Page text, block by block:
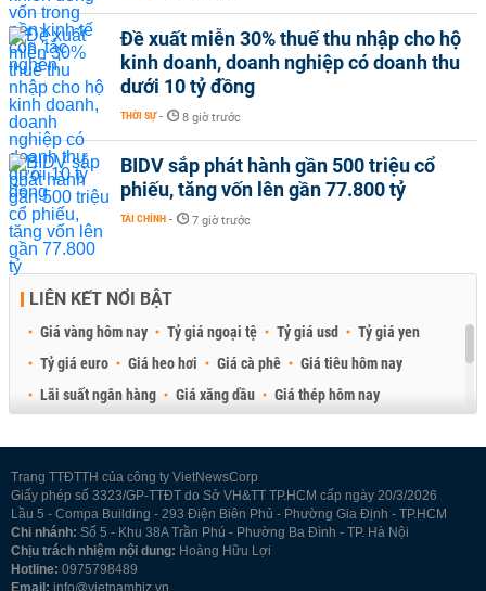
Đề xuất miễn 30% thuế thu nhập cho hộ
kinh doanh, doanh nghiệp có doanh thu
dưới 10 tỷ đồng
THỜI SỰ - 8 giờ trước
BIDV sắp phát hành gần 500 triệu cổ
phiếu, tăng vốn lên gần 77.800 tỷ
TÀI CHÍNH - 7 giờ trước
LIÊN KẾT NỔI BẬT
Giá vàng hôm nay Tỷ giá ngoại tệ Tỷ giá usd
Tỷ giá yen
Tỷ giá euro
Giá heo hơi Giá cà phê
Giá tiêu hôm nay
Lãi suất ngân hàng
Giá xăng dầu
Giá thép hôm nay
Trang TTĐTTH của công ty VietNewsCorp
Giấy phép số 3323/GP-TTĐT do Sở VH&TT TP.HCM cấp ngày 20/3/2026
Lầu 5 - Compa Building - 293 Điện Biên Phủ - Phường Gia Định - TP.HCM
Chi nhánh: Số 5 - Khu 38A Trần Phú - Phường Ba Đình - TP. Hà Nội
Chịu trách nhiệm nội dung: Hoàng Hữu Lợi
Hotline: 0975798489
Email: info@vietnambiz.vn